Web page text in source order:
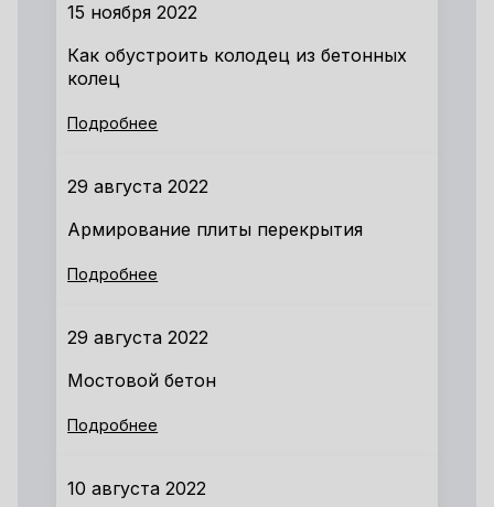
15 ноября 2022
Как обустроить колодец из бетонных
колец
Подробнее
29 августа 2022
Армирование плиты перекрытия
Подробнее
29 августа 2022
Мостовой бетон
Подробнее
10 августа 2022